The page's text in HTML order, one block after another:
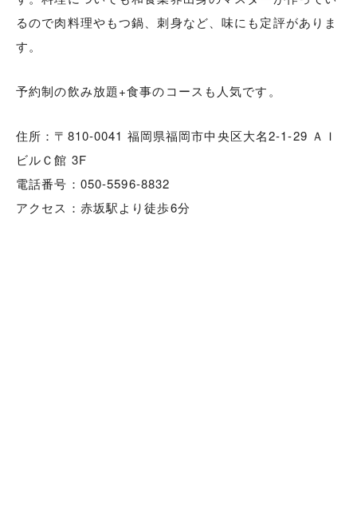
るので肉料理やもつ鍋、刺身など、味にも定評がありま
す。
予約制の飲み放題+食事のコースも人気です。
住所：〒810-0041 福岡県福岡市中央区大名2-1-29 ＡＩ
ビルＣ館 3F
電話番号：050-5596-8832
アクセス：赤坂駅より徒歩6分